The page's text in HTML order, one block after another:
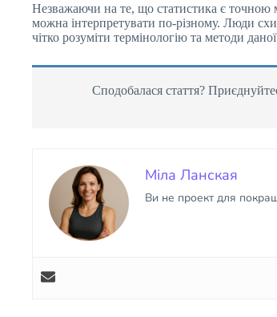
Незважаючи на те, що статистика є точною
можна інтерпретувати по-різному. Люди
чітко розуміти термінологію та методи
Сподобалася стаття?
Міла Ланская
Ви не проект для